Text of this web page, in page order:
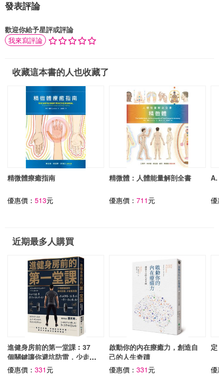
發表評論
歡迎你給予星評或評論
我來寫評論
收藏這本書的人也收藏了
精微體療癒指南
優惠價： 513元
精微體：人體能量解剖全書
優惠價：711 元
A.
近期最多人購買
進健身房前的第一堂課︰37
個關鍵讓你避坑防雷，少走冤
枉路
優惠價： 331 元
啟動你的內在療癒力，創造自
己的人生奇蹟
優惠價：331 元
定